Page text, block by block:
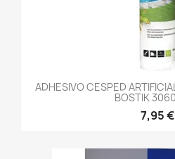
ADHESIVO CESPED
BOSTIK
7,95 €